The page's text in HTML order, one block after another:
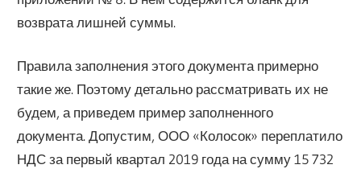
возврата лишней суммы.
Правила заполнения этого документа примерно
такие же. Поэтому детально рассматривать их не
будем, а приведем пример заполненного
документа. Допустим, ООО «Колосок» переплатило
НДС за первый квартал 2019 года на сумму 15 732